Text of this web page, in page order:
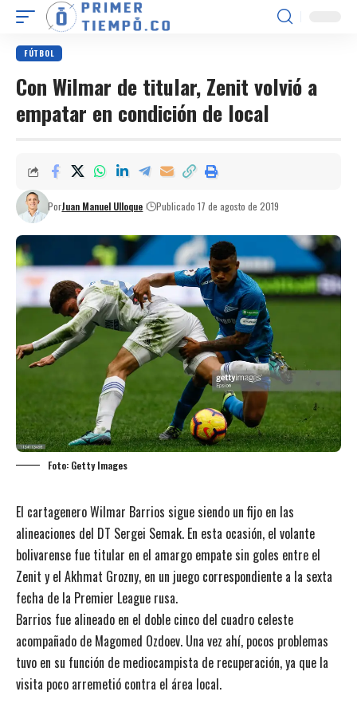
FÚTBOL
Con Wilmar de titular, Zenit volvió a
empatar en condición de local
PorJuan Manuel Ulloque Publicado 17 de agosto de 2019
Foto: Getty Images
El cartagenero Wilmar Barrios sigue siendo un fijo en las
alineaciones del DT Sergei Semak. En esta ocasión, el volante
bolivarense fue titular en el amargo empate sin goles entre el
Zenit y el Akhmat Grozny, en un juego correspondiente a la sexta
fecha de la Premier League rusa.
Barrios fue alineado en el doble cinco del cuadro celeste
acompañado de Magomed Ozdoev. Una vez ahí, pocos problemas
tuvo en su función de mediocampista de recuperación, ya que la
visita poco arremetió contra el área local.